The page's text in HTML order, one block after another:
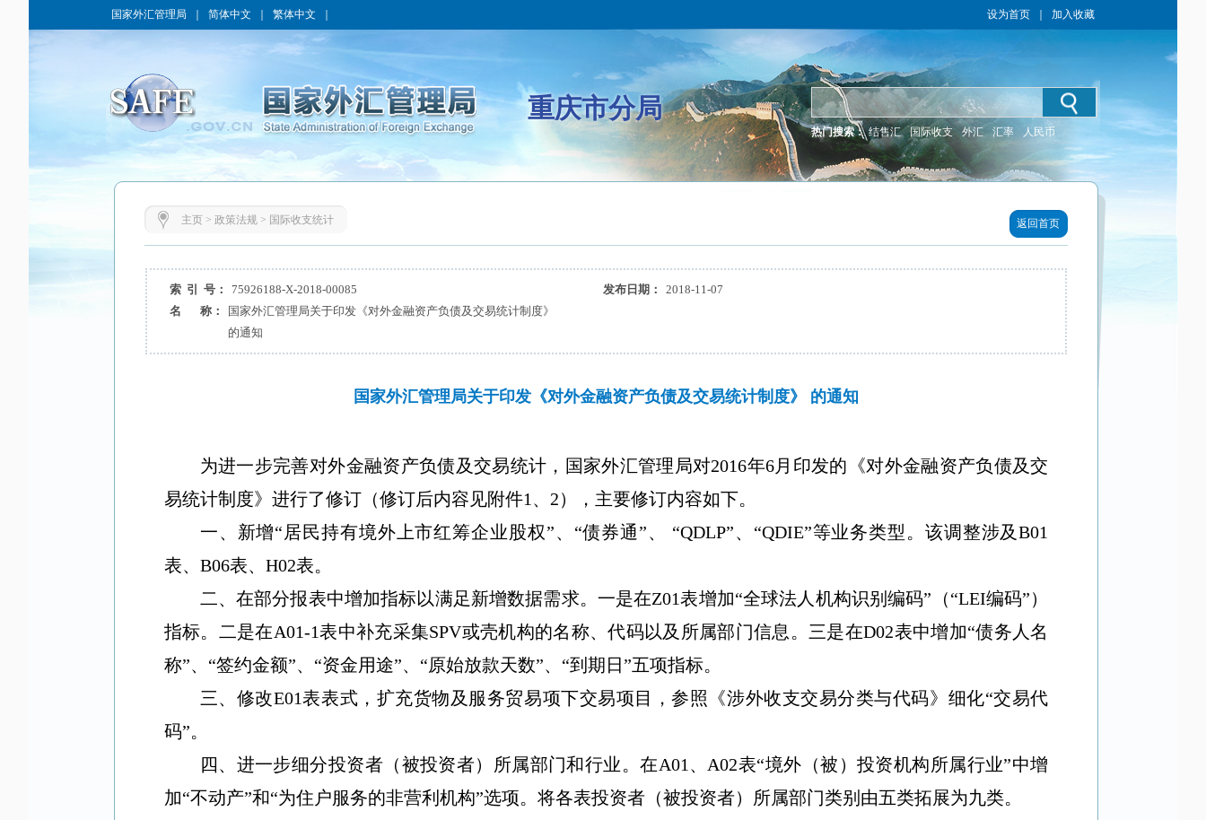
国家外汇管理局 简体中文 繁体中文 设为首页 加入收藏
重庆市分局
热门搜索： 结售汇 国际收支 外汇 汇率 人民币
主页> 政策法规> 国际收支统计 返回首页
索 引 号： 75926188-X-2018-00085 发布日期：
2018-11-07
名 称：
国家外汇管理局关于印发《对外金融资产负债及交易统计制度》
的通知
国家外汇管理局关于印发《对外金融资产负债及交易统计制度》 的通知
为进一步完善对外金融资产负债及交易统计，国家外汇管理局对2016年6月印发的《对外金融资产负债及交
易统计制度》进行了修订（修订后内容见附件1 、 2），主要修订内容如下。
一、新增“ 居民持有境外上市红筹企业股权”、 “债券通”、 “QDLP”、 “QDIE”等业务类型。该调整涉及B01
表、 B06表、 H02表。
二、在部分报表中增加指标以满足新增数据需求。一是在Z01表增加“全球法人机构识别编码” （“LEI编码”）
指标。二是在A01-1表中补充采集SPV或壳机构的名称、代码以及所属部门信息。三是在D02表中增加“债务人名
称”、 “签约金额”、 “资金用途”、 “原始放款天数”、 “到期日 ”五项指标。
三、修改E01表表式，扩充货物及服务贸易项下交易项目，参照《涉外收支交易分类与代码》细化“交易代
码”。
四、进一步细分投资者（被投资者）所属部门和行业。在A01 、 A02表“境外（被）投资机构所属行业”中增
加“不动产”和“为住户服务的非营利机构”选项。将各表投资者（被投资者）所属部门类别由五类拓展为九类。